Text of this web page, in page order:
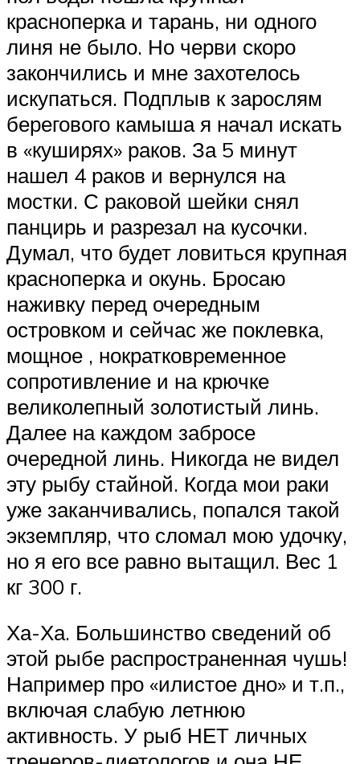
красноперка и тарань, ни одного
линя не было. Но черви скоро
закончились и мне захотелось
искупаться. Подплыв к зарослям
берегового камыша я начал искать
в «куширях» раков. За 5 минут
нашел 4 раков и вернулся на
мостки. С раковой шейки снял
панцирь и разрезал на кусочки.
Думал, что будет ловиться крупная
красноперка и окунь. Бросаю
наживку перед очередным
островком и сейчас же поклевка,
мощное , нократковременное
сопротивление и на крючке
великолепный золотистый линь.
Далее на каждом забросе
очередной линь. Никогда не видел
эту рыбу стайной. Когда мои раки
уже заканчивались, попался такой
экземпляр, что сломал мою удочку,
но я его все равно вытащил. Вес 1
кг 300 г.
Ха-Ха. Большинство сведений об
этой рыбе распространенная чушь!
Например про «илистое дно» и т.п.,
включая слабую летнюю
активность. У рыб НЕТ личных